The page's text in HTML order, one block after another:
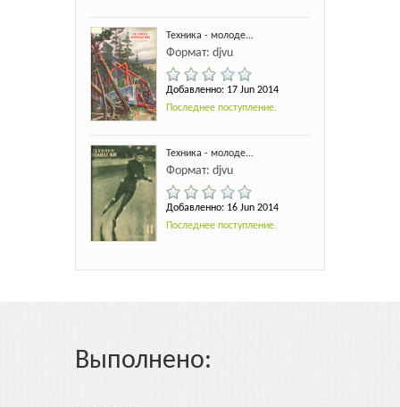
Техника - молоде...
Формат: djvu
Добавленно: 17 Jun 2014
Последнее поступление.
Техника - молоде...
Формат: djvu
Добавленно: 16 Jun 2014
Последнее поступление.
Выполнено: